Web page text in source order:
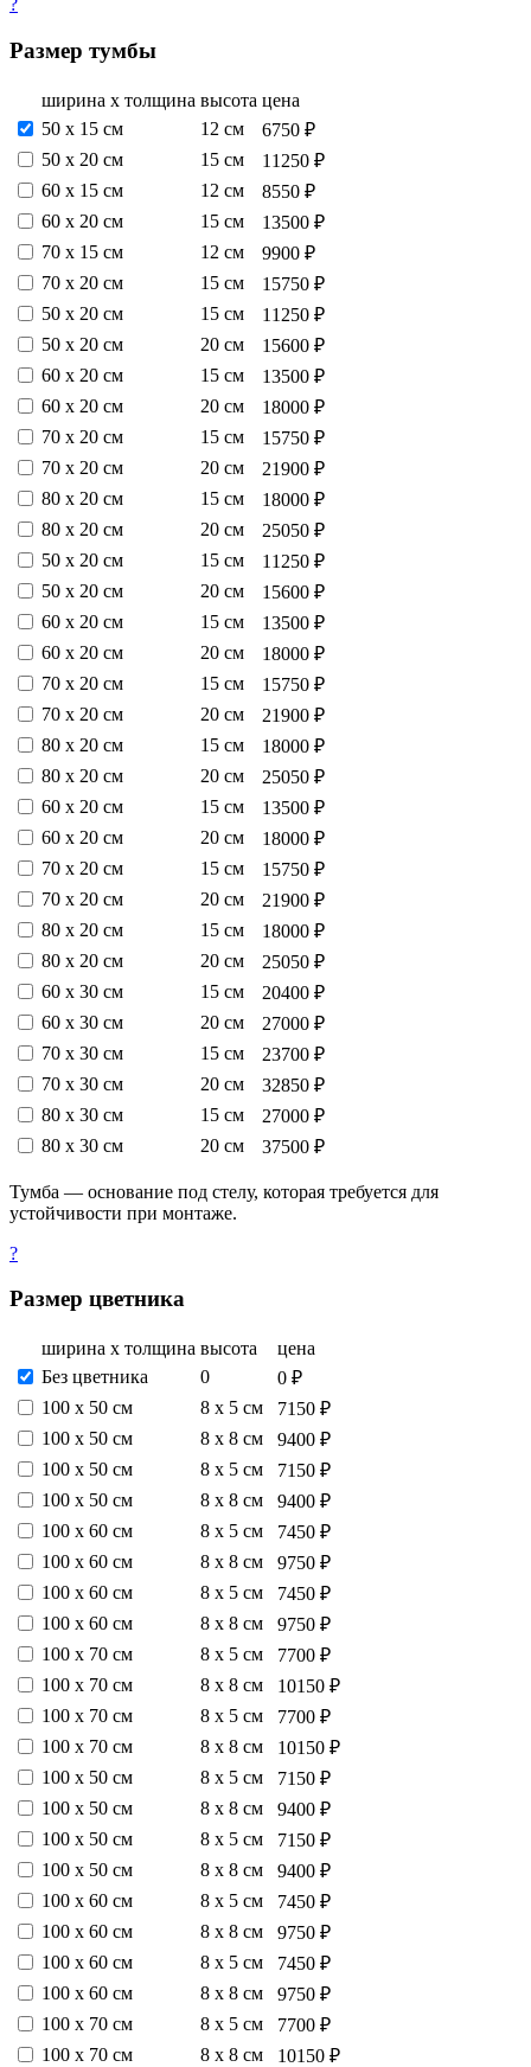
?
Размер тумбы
ширина х толщина высота цена
50 х 15 см
12 см
6750 ₽
50 х 20 см
15 см
11250 ₽
60 х 15 см
12 см
8550 ₽
60 х 20 см
15 см
13500 ₽
70 х 15 см
12 см
9900 ₽
70 х 20 см
15 см
15750 ₽
50 х 20 см
15 см
11250 ₽
50 х 20 см
20 см
15600 ₽
60 х 20 см
15 см
13500 ₽
60 х 20 см
20 см
18000 ₽
70 х 20 см
15 см
15750 ₽
70 х 20 см
20 см
21900 ₽
80 х 20 см
15 см
18000 ₽
80 х 20 см
20 см
25050 ₽
50 х 20 см
15 см
11250 ₽
50 х 20 см
20 см
15600 ₽
60 х 20 см
15 см
13500 ₽
60 х 20 см
20 см
18000 ₽
70 х 20 см
15 см
15750 ₽
70 х 20 см
20 см
21900 ₽
80 х 20 см
15 см
18000 ₽
80 х 20 см
20 см
25050 ₽
60 х 20 см
15 см
13500 ₽
60 х 20 см
20 см
18000 ₽
70 х 20 см
15 см
15750 ₽
70 х 20 см
20 см
21900 ₽
80 х 20 см
15 см
18000 ₽
80 х 20 см
20 см
25050 ₽
60 х 30 см
15 см
20400 ₽
60 х 30 см
20 см
27000 ₽
70 х 30 см
15 см
23700 ₽
70 х 30 см
20 см
32850 ₽
80 х 30 см
15 см
27000 ₽
80 х 30 см
20 см 37500 ₽
Тумба — основание под стелу, которая требуется для
устойчивости при монтаже.
?
Размер цветника
ширина х толщина высота
цена
Без цветника
0
0 ₽
100 х 50 см
8 х 5 см
7150 ₽
100 х 50 см
8 х 8 см
9400 ₽
100 х 50 см
8 х 5 см
7150 ₽
100 х 50 см
8 х 8 см
9400 ₽
100 х 60 см
8 х 5 см
7450 ₽
100 х 60 см
8 х 8 см
9750 ₽
100 х 60 см
8 х 5 см
7450 ₽
100 х 60 см
8 х 8 см
9750 ₽
100 х 70 см
8 х 5 см
7700 ₽
100 х 70 см
8 х 8 см
10150 ₽
100 х 70 см
8 х 5 см
7700 ₽
100 х 70 см
8 х 8 см
10150 ₽
100 х 50 см
8 х 5 см
7150 ₽
100 х 50 см
8 х 8 см
9400 ₽
100 х 50 см
8 х 5 см
7150 ₽
100 х 50 см
8 х 8 см
9400 ₽
100 х 60 см
8 х 5 см
7450 ₽
100 х 60 см
8 х 8 см
9750 ₽
100 х 60 см
8 х 5 см
7450 ₽
100 х 60 см
8 х 8 см
9750 ₽
100 х 70 см
8 х 5 см
7700 ₽
100 х 70 см
8 х 8 см
10150 ₽